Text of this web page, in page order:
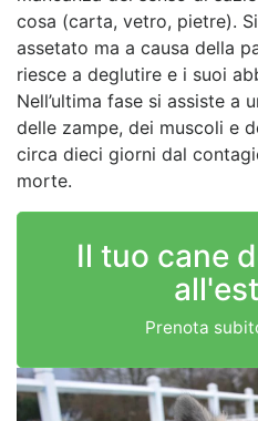
cosa (carta, vetro, pietre).
assetato ma a causa della
riesce a deglutire e i suoi
Nell’ultima fase si assiste a
delle zampe, dei muscoli e
circa dieci giorni dal
morte.
Il tuo cane
Prenota